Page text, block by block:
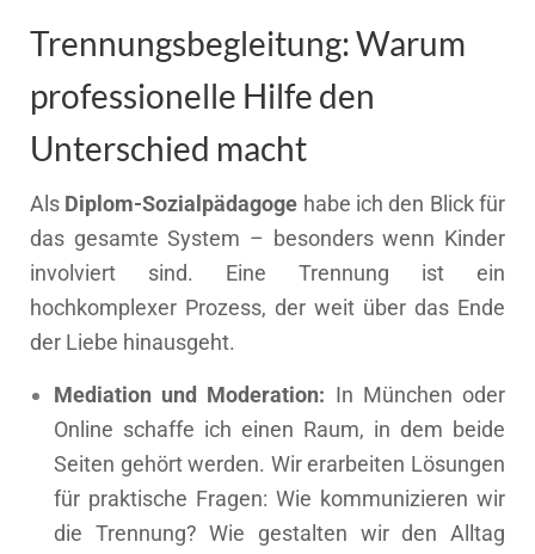
Trennungsbegleitung: Warum
professionelle Hilfe den
Unterschied macht
Als Diplom-Sozialpädagoge habe ich den Blick für
das gesamte System – besonders wenn Kinder
involviert sind. Eine Trennung ist ein
hochkomplexer Prozess, der weit über das Ende
der Liebe hinausgeht.
Mediation und Moderation: In München oder
Online schaffe ich einen Raum, in dem beide
Seiten gehört werden. Wir erarbeiten Lösungen
für praktische Fragen: Wie kommunizieren wir
die Trennung? Wie gestalten wir den Alltag